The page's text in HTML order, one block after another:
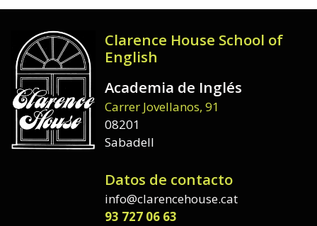
Clarence House School of
English
Academia de Inglés
Carrer Jovellanos, 91
08201
Sabadell
Datos de contacto
info@clarencehouse.cat
93 727 06 63